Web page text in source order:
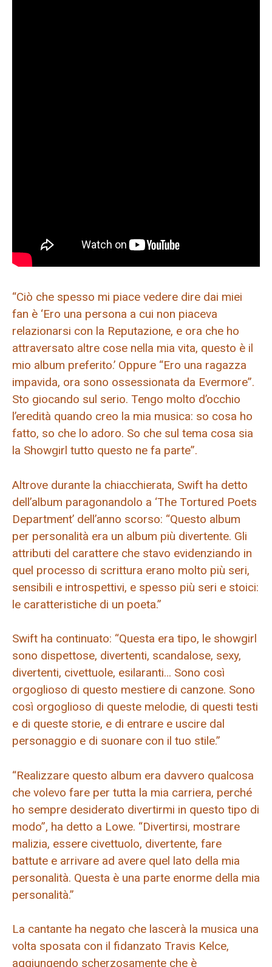
“Ciò che spesso mi piace vedere dire dai miei
fan è ‘Ero una persona a cui non piaceva
relazionarsi con la Reputazione, e ora che ho
attraversato altre cose nella mia vita, questo è il
mio album preferito.’ Oppure “Ero una ragazza
impavida, ora sono ossessionata da Evermore”.
Sto giocando sul serio. Tengo molto d’occhio
l’eredità quando creo la mia musica: so cosa ho
fatto, so che lo adoro. So che sul tema cosa sia
la Showgirl tutto questo ne fa parte”.
Altrove durante la chiacchierata, Swift ha detto
dell’album paragonandolo a ‘The Tortured Poets
Department’ dell’anno scorso: “Questo album
per personalità era un album più divertente. Gli
attributi del carattere che stavo evidenziando in
quel processo di scrittura erano molto più seri,
sensibili e introspettivi, e spesso più seri e stoici:
le caratteristiche di un poeta.”
Swift ha continuato: “Questa era tipo, le showgirl
sono dispettose, divertenti, scandalose, sexy,
divertenti, civettuole, esilaranti… Sono così
orgoglioso di questo mestiere di canzone. Sono
così orgoglioso di queste melodie, di questi testi
e di queste storie, e di entrare e uscire dal
personaggio e di suonare con il tuo stile.”
“Realizzare questo album era davvero qualcosa
che volevo fare per tutta la mia carriera, perché
ho sempre desiderato divertirmi in questo tipo di
modo”, ha detto a Lowe. “Divertirsi, mostrare
malizia, essere civettuolo, divertente, fare
battute e arrivare ad avere quel lato della mia
personalità. Questa è una parte enorme della mia
personalità.”
La cantante ha negato che lascerà la musica una
volta sposata con il fidanzato Travis Kelce,
aggiungendo scherzosamente che è